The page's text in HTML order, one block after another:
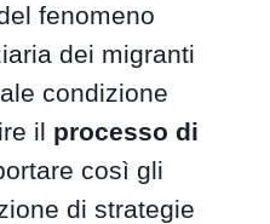
fenomeno
dei migranti
condizione
il processo di
così gli
di strategie